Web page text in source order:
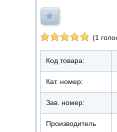
(1
Код товара:
Кат. номер:
Зав. номер:
Производитель